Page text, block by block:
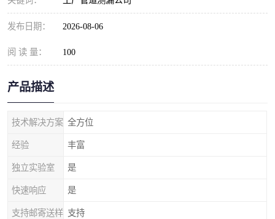
发布日期： 2026-08-06
阅 读 量： 100
产品描述
技术解决方案 全方位
经验 丰富
独立实验室 是
快速响应 是
支持邮寄送样 支持